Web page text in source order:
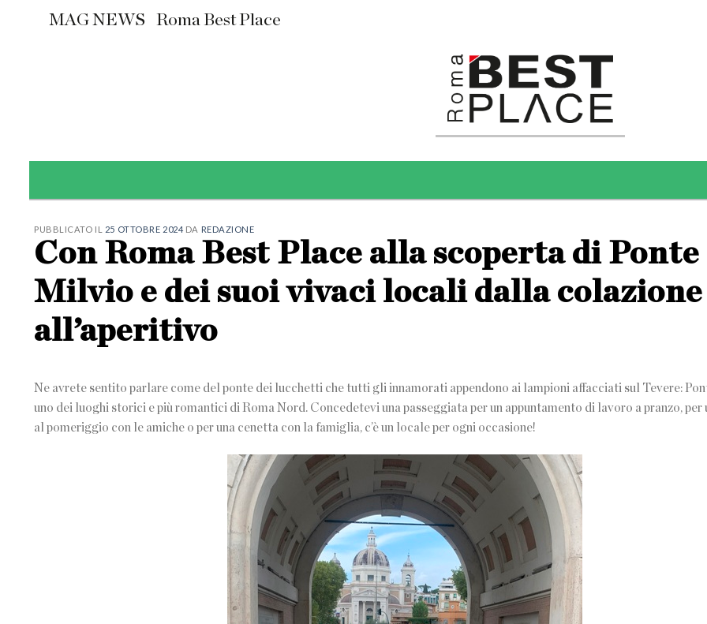
MAG NEWS Roma Best Place
PUBBLICATO IL 25 OTTOBRE 2024 DA REDAZIONE
Con Roma Best Place alla scoperta di Ponte
Milvio e dei suoi vivaci locali dalla colazione
all’aperitivo
Ne avrete sentito parlare come del ponte dei lucchetti che tutti gli innamorati appendono ai lampioni affacciati sul Tevere:
uno dei luoghi storici e più romantici di Roma Nord. Concedetevi una passeggiata per un appuntamento di lavoro a pranzo, per
al pomeriggio con le amiche o per una cenetta con la famiglia, c’è un locale per ogni occasione!